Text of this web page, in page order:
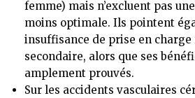
femme) mais n’excluent pas
moins optimale. Ils pointent
insuffisance de prise en charge
secondaire, alors que ses
amplement prouvés.
Sur les accidents vasculaires